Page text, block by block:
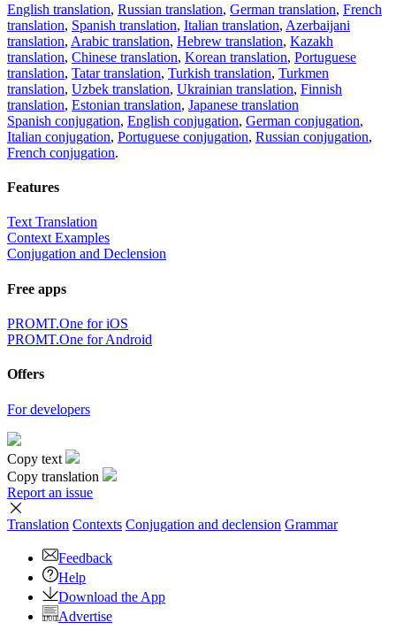
English translation, Russian translation, German translation, French
translation, Spanish translation, Italian translation, Azerbaijani
translation, Arabic translation, Hebrew translation, Kazakh
translation, Chinese translation, Korean translation, Portuguese
translation, Tatar translation, Turkish translation, Turkmen
translation, Uzbek translation, Ukrainian translation, Finnish
translation, Estonian translation, Japanese translation
Spanish conjugation, English conjugation, German conjugation,
Italian conjugation, Portuguese conjugation, Russian conjugation,
French conjugation.
Features
Text Translation
Context Examples
Conjugation and Declension
Free apps
PROMT.One for iOS
PROMT.One for Android
Offers
For developers
Copy text
Copy translation
Report an issue
Translation Contexts Conjugation and declension Grammar
Feedback
Help
Download the App
Advertise